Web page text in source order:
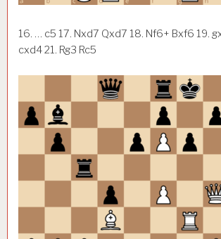
16. … c5 17. Nxd7 Qxd7 18. Nf6+ Bxf6 19.
cxd4 21. Rg3 Rc5